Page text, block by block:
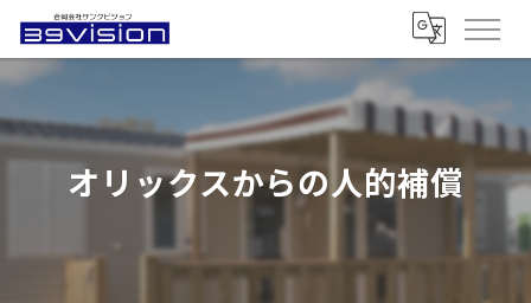
オリックスからの人的補償